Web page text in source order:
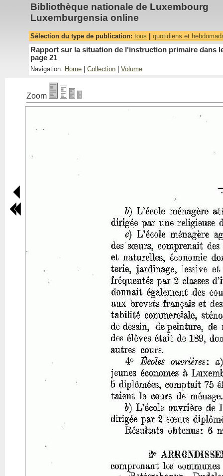
Bibliothèque nationale de Luxembourg
Luxemburgensia online
Sélection du type de publication: tous quotidiens et
Rapport sur la situation de l'instruction primaire dans
page 21
Navigation: Home Collection Volume
Zoom